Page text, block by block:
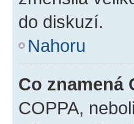
do diskuzí.
Nahoru
Co znamená
COPPA,